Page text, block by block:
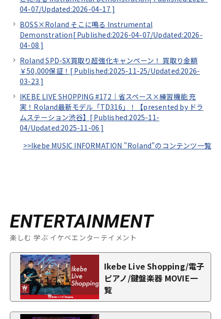
04-07/Updated:2026-04-17 ]
BOSS×Roland そこに鳴る Instrumental
Demonstration[ Published:2026-04-07/Updated:2026-
04-08 ]
Roland SPD-SX買取り超強化キャンペーン！ 買取り金額
￥50,000保証！[ Published:2025-11-25/Updated:2026-
03-23 ]
IKEBE LIVE SHOPPING #172｜省スペース×練習機能 充
実！Roland最新モデル「TD316」！【presented by ドラ
ムステーション渋谷】[ Published:2025-11-
04/Updated:2025-11-06 ]
>>Ikebe MUSIC INFORMATION "Roland"のコンテンツ一覧
ENTERTAINMENT
楽しむ 学ぶ イケベエンターテイメント
Ikebe Live Shopping/電子
ピアノ/鍵盤楽器 MOVIE一
覧